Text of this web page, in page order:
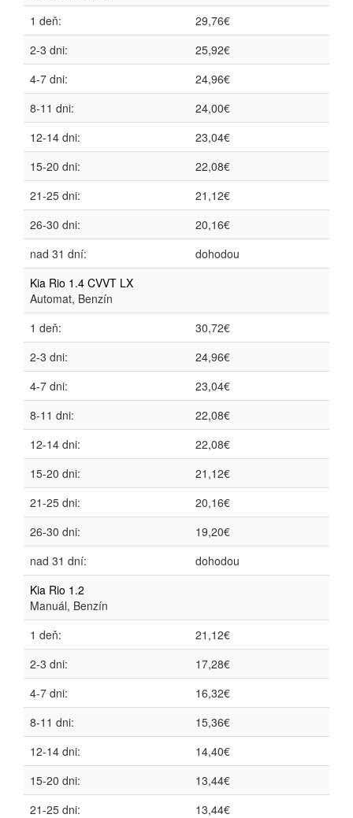
1 deň:
29,76€
2-3 dni:
25,92€
4-7 dni:
24,96€
8-11 dni:
24,00€
12-14 dni:
23,04€
15-20 dni:
22,08€
21-25 dni:
21,12€
26-30 dni:
20,16€
nad 31 dní:
dohodou
Kia Rio 1.4 CVVT LX
Automat, Benzín
1 deň:
30,72€
2-3 dni:
24,96€
4-7 dni:
23,04€
8-11 dni:
22,08€
12-14 dni:
22,08€
15-20 dni:
21,12€
21-25 dni:
20,16€
26-30 dni:
19,20€
nad 31 dní:
dohodou
Kia Rio 1.2
Manuál, Benzín
1 deň:
21,12€
2-3 dni:
17,28€
4-7 dni:
16,32€
8-11 dni:
15,36€
12-14 dni:
14,40€
15-20 dni:
13,44€
21-25 dni:
13,44€